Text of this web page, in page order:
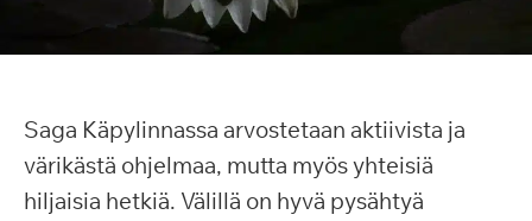
Saga Käpylinnassa arvostetaan aktiivista ja
värikästä ohjelmaa, mutta myös yhteisiä
hiljaisia hetkiä. Välillä on hyvä pysähtyä